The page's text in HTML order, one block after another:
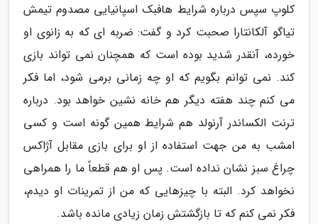
کلوپ سپس درباره شرایط هافبک اسپانیایی مصدوم تیمش
تیاگو آلکانتارا صحبت کرد و گفت: ضربه ای که به زانوی او
خورده، آنقدر شدید بوده است که همچنان نمی تواند بازی
کند. نمی توانم بگویم که او چه زمانی برمی شود، اما فکر
می کنم چند هفته دیگر هم خانه نشین خواهد بود. درباره
ترنت الکساندر آرنولد هم شرایط همین گونه است و کسی
امشب به من جهت استفاده از او برای بازی مقابل آژاکس
چراغ سبز نشان نداده است. پس او هم قطعاً ما را همراهی
نخواهد کرد. البته با چیزهایی که من از تمرینات او دیدم،
فکر نمی کنم که تا بازگشتش زمان زیادی مانده باشد.